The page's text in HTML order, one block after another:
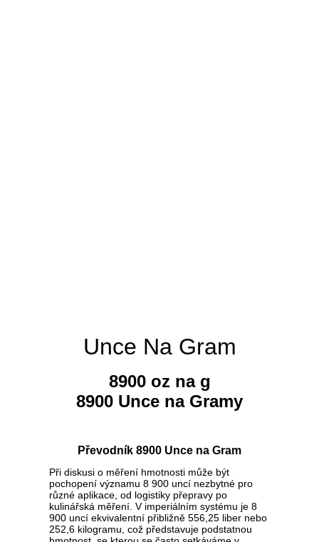
Unce Na Gram
8900 oz na g
8900 Unce na Gramy
Převodník 8900 Unce na Gram
Při diskusi o měření hmotnosti může být
pochopení významu 8 900 uncí nezbytné pro
různé aplikace, od logistiky přepravy po
kulinářská měření. V imperiálním systému je 8
900 uncí ekvivalentní přibližně 556,25 liber nebo
252,6 kilogramu, což představuje podstatnou